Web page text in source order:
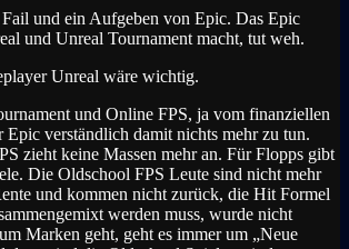
und ein Aufgeben von Epic. Das Epic
und Unreal Tournament macht, tut weh.
Unreal wäre wichtig.
und Online FPS, ja vom finanziellen
Epic verständlich damit nichts mehr zu tun.
zieht keine Massen mehr an. Für Flopps gibt
Die Oldschool FPS Leute sind nicht mehr
und kommen nicht zurück, die Hit Formel
werden muss, wurde nicht
Marken geht, geht es immer um „Neue